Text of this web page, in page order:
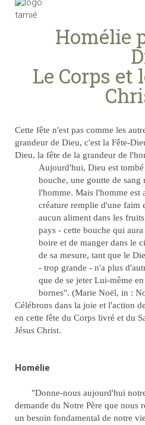
Homélie
Le Corps et
Cette fête n'est pas comme les
grandeur de Dieu, c'est la Fête-
Dieu, la fête de la grandeur de
Aujourd'hui, Dieu est
bouche, une goutte de sang
l'homme. Mais l'homme est
créature remplie d'une faim
aucun aliment dans les
pays - cette bouche qui
boire et de manger dans le
de sa mesure, tant que le
- trop grande - n'a plus
que de se jeter Lui-même
bornes". (Marie Noël, in :
Célébrons dans la joie et l'action
en cette fête du Corps livré et du
Jésus Christ.
Homélie
"Donne-nous aujourd'hui notre
demande du Notre Père que nous
un besoin fondamental de notre